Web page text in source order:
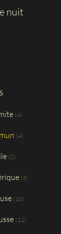
nuit
(4)
(4)
(2)
(3)
(10)
(11)